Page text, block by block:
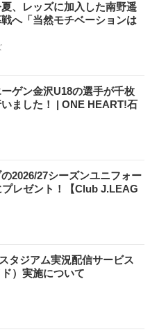
夏、レッズに加入した南野遥
へ「当然モチベーションは
ーゲン金沢U18の選手が千枚
ました！ | ONE HEART!石
2026/27シーズンユニフォー
レゼント！【Club J.LEAG
タジアム実況配信サービス
ド）実施について